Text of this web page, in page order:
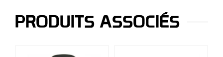
PRODUITS ASSOCIÉS